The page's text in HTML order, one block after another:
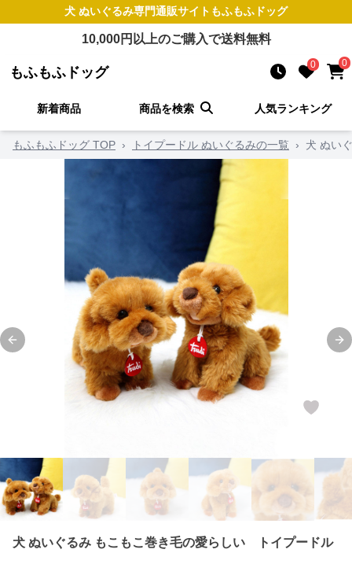
犬 ぬいぐるみ専門通販サイト もふもふドッグ
10,000円以上のご購入で送料無料
もふもふドッグ 0 0
新着商品 商品を検索 人気ランキング
もふもふドッグ TOP › トイプードル ぬいぐるみの一覧 › 犬 ぬい
Previous slide
犬 ぬいぐるみ もこもこ巻き毛の愛らしい トイプードル